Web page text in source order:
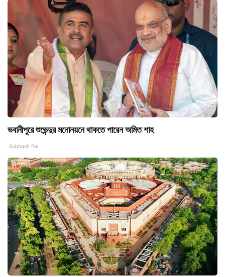
ভবানীপুরে শুভেন্দুর মনোনয়নে থাকতে পারেন অমিত শাহ
Subhash Pal